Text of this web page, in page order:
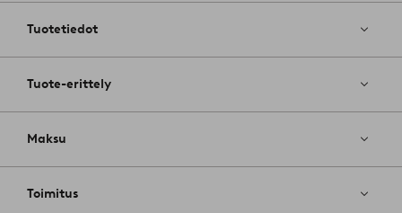
Tuotetiedot
Tuote-erittely
Maksu
Toimitus